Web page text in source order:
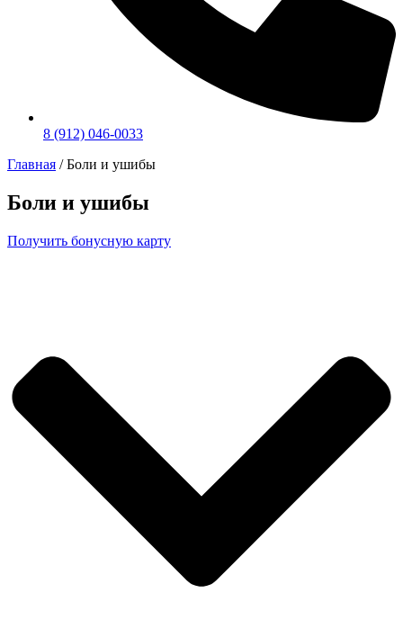
8 (912) 046-0033
Главная / Боли и ушибы
Боли и ушибы
Получить бонусную карту